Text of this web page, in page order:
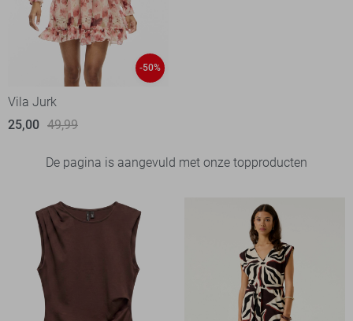
-50%
Vila Jurk
25,00 49,99
De pagina is aangevuld met onze topproducten